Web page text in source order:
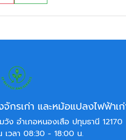
กรเก่า และหม้อแปลงไฟฟ้าเ
ง อำเภอหนองเสือ ปทุมธานี 12170
เวลา 08:30 - 18:00 น.